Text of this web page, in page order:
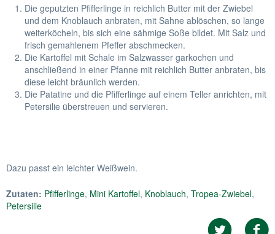
Die geputzten Pfifferlinge in reichlich Butter mit der Zwiebel
und dem Knoblauch anbraten, mit Sahne ablöschen, so lange
weiterköcheln, bis sich eine sähmige Soße bildet. Mit Salz und
frisch gemahlenem Pfeffer abschmecken.
Die Kartoffel mit Schale im Salzwasser garkochen und
anschließend in einer Pfanne mit reichlich Butter anbraten, bis
diese leicht bräunlich werden.
Die Patatine und die Pfifferlinge auf einem Teller anrichten, mit
Petersilie überstreuen und servieren.
Dazu passt ein leichter Weißwein.
Zutaten: Pfifferlinge, Mini Kartoffel, Knoblauch, Tropea-Zwiebel,
Petersilie